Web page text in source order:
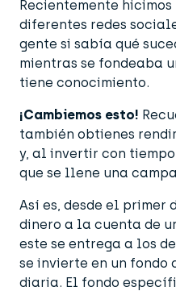
Recientemente
diferentes redes
gente si sabía qué
mientras se fondeaba
tiene conocimiento.
¡Cambiemos esto!
también obtienes
y, al invertir con
que se llene una
Así es, desde el primer
dinero a la cuenta de
este se entrega a los
se invierte en un fondo
diaria. El fondo